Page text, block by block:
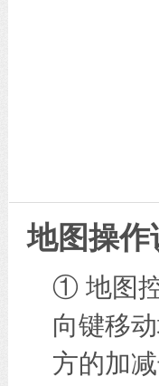
地图操作
① 地图
向键移
方的加